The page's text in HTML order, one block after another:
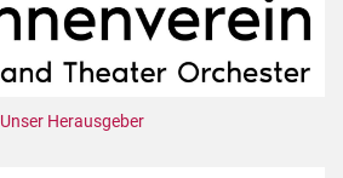
Unser Herausgeber